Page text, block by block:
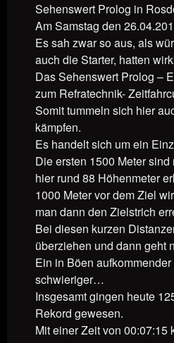
Sehenswert Prolog in
Am Samstag den
Es sah zwar so aus, als
auch die Starter, hatten
Das Sehenswert Prolog –
zum Refratechnik-
Somit tummeln sich hier
kämpfen.
Es handelt sich um ein
Die ersten 1500 Meter
hier rund 88 Höhenmeter
1000 Meter vor dem Ziel
man dann den Zielstrich
Bei diesen kurzen
überziehen und dann geht
Ein in Böen
schwieriger…
Insgesamt gingen heute
Rekord gewesen.
Mit einer Zeit von